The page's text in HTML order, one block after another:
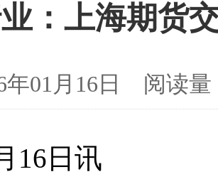
：上海期货
年01月16日 阅读
16日讯